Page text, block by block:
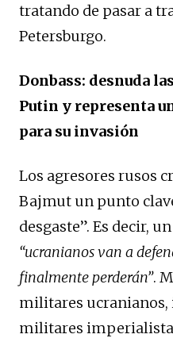
tratando de pasar a
Petersburgo.
Donbass: desnuda
Putin y representa
para su invasión
Los agresores rusos
Bajmut un punto
desgaste”. Es decir,
“ucranianos van a
finalmente perderán”.
militares ucranianos,
militares